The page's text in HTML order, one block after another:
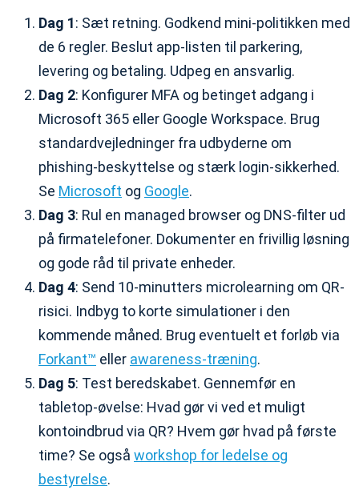
Dag 1: Sæt retning. Godkend mini-politikken med
de 6 regler. Beslut app-listen til parkering,
levering og betaling. Udpeg en ansvarlig.
Dag 2: Konfigurer MFA og betinget adgang i
Microsoft 365 eller Google Workspace. Brug
standardvejledninger fra udbyderne om
phishing-beskyttelse og stærk login-sikkerhed.
Se Microsoft og Google.
Dag 3: Rul en managed browser og DNS-filter ud
på firmatelefoner. Dokumenter en frivillig løsning
og gode råd til private enheder.
Dag 4: Send 10-minutters microlearning om QR-
risici. Indbyg to korte simulationer i den
kommende måned. Brug eventuelt et forløb via
Forkant™ eller awareness-træning.
Dag 5: Test beredskabet. Gennemfør en
tabletop-øvelse: Hvad gør vi ved et muligt
kontoindbrud via QR? Hvem gør hvad på første
time? Se også workshop for ledelse og
bestyrelse.